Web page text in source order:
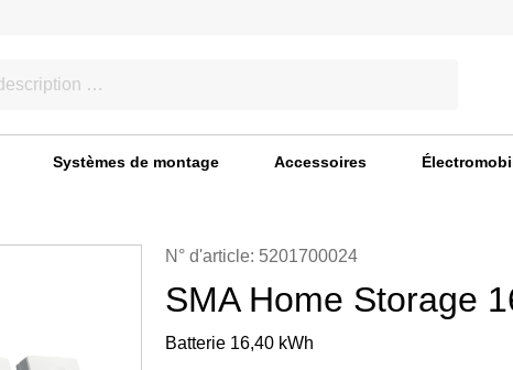
Systèmes de montage Accessoires
N° d'article: 5201700024
SMA Home Storage
Batterie 16,40 kWh